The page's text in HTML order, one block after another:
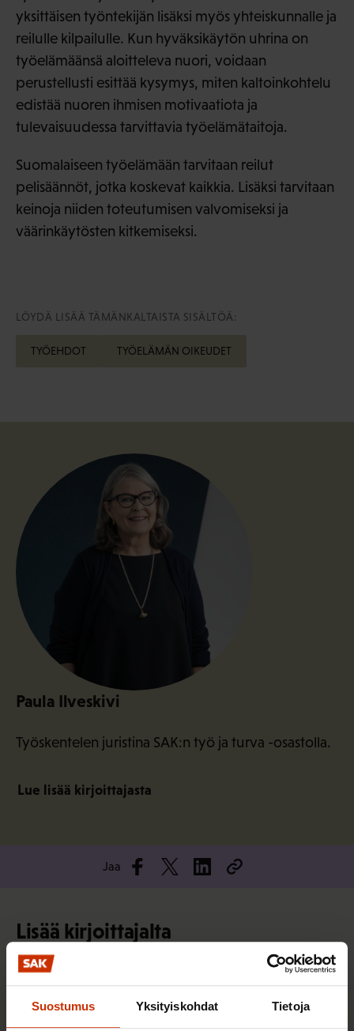
Suostumus Yksityiskohdat Tietoja
yksittäisen työntekijän lisäksi myös yhteiskunnalle ja
reilulle kilpailulle. Kun hyväksikäytön uhrina on
työelämäänsä aloitteleva nuori, voidaan
perustellusti esittää kysymys, miten kaltoinkohtelu
edistää nuoren ihmisen motivaatiota ja
tulevaisuudessa tarvittavia työelämätaitoja.
Suomalaiseen työelämään tarvitaan reilut
pelisäännöt, jotka koskevat kaikkia. Lisäksi tarvitaan
keinoja niiden toteutumisen valvomiseksi ja
väärinkäytösten kitkemiseksi.
LÖYDÄ LISÄÄ TÄMÄNKALTAISTA SISÄLTÖÄ:
TYÖEHDOT TYÖELÄMÄN OIKEUDET
Paula Ilveskivi
Työskentelen juristina SAK:n työ ja turva -osastolla.
Lue lisää kirjoittajasta
Jaa
Lisää kirjoittajalta